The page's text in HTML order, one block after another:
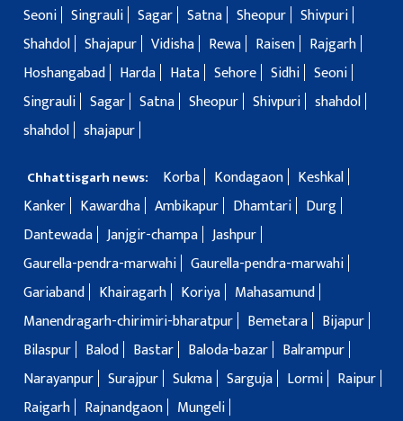
Seoni Singrauli Sagar Satna Sheopur Shivpuri
Shahdol Shajapur Vidisha Rewa Raisen
Rajgarh
Hoshangabad
Harda Hata Sehore Sidhi Seoni
Singrauli Sagar Satna Sheopur Shivpuri shahdol
shahdol shajapur
Chhattisgarh news: Korba Kondagaon
Keshkal
Kanker
Kawardha Ambikapur Dhamtari
Durg
Dantewada Janjgir-champa Jashpur
Gaurella-pendra-marwahi Gaurella-pendra-marwahi
Gariaband
Khairagarh Koriya
Mahasamund
Manendragarh-chirimiri-bharatpur
Bemetara
Bijapur
Bilaspur
Balod Bastar Baloda-bazar
Balrampur
Narayanpur Surajpur Sukma Sarguja Lormi
Raipur
Raigarh
Rajnandgaon Mungeli